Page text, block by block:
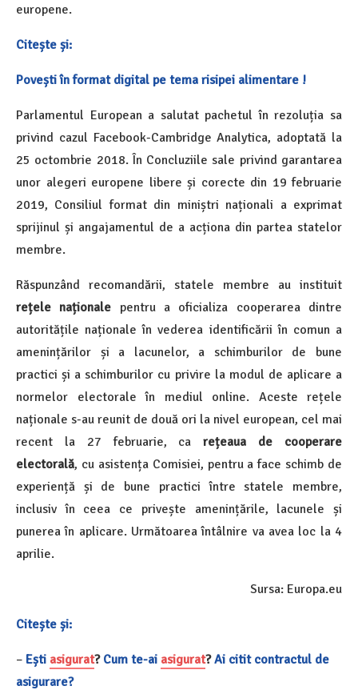
europene.
Citește și:
Povești în format digital pe tema risipei alimentare !
Parlamentul European a salutat pachetul în rezoluția sa
privind cazul Facebook-Cambridge Analytica, adoptată la
25 octombrie 2018. În Concluziile sale privind garantarea
unor alegeri europene libere și corecte din 19 februarie
2019, Consiliul format din miniștri naționali a exprimat
sprijinul și angajamentul de a acționa din partea statelor
membre.
Răspunzând recomandării, statele membre au instituit
rețele naționale pentru a oficializa cooperarea dintre
autoritățile naționale în vederea identificării în comun a
amenințărilor și a lacunelor, a schimburilor de bune
practici și a schimburilor cu privire la modul de aplicare a
normelor electorale în mediul online. Aceste rețele
naționale s-au reunit de două ori la nivel european, cel mai
recent la 27 februarie, carețeaua de cooperare
electorală, cu asistența Comisiei, pentru a face schimb de
experiență și de bune practici între statele membre,
inclusiv în ceea ce privește amenințările, lacunele și
punerea în aplicare. Următoarea întâlnire va avea loc la 4
aprilie.
Sursa: Europa.eu
Citește și:
– Ești asigurat? Cum te-ai asigurat?Ai citit contractul de
asigurare?